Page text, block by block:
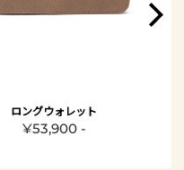
ロングウォレット
¥53,900 -